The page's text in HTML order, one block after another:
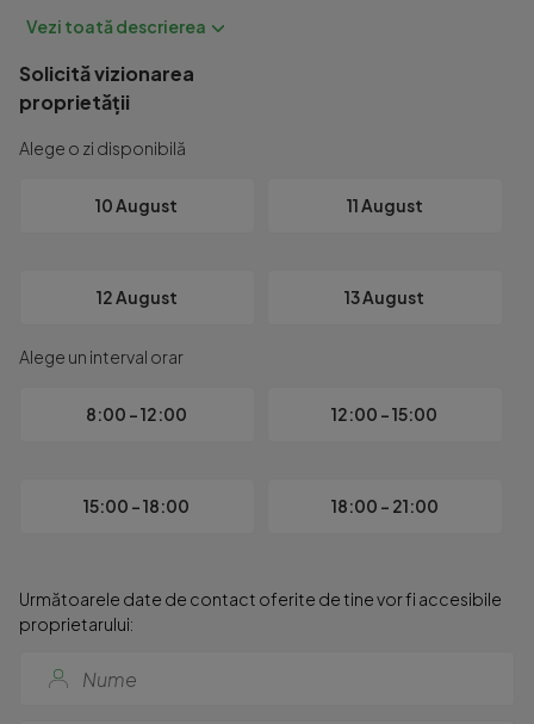
Beneficiaza de 1 loc de parcare inclus in pret.
Compartimentare:
- bucatarie open space
Va asteptam cu drag la o vizionare!
Solicită vizionarea
proprietății
Alege o zi disponibilă
10 August 11 August
12 August 13 August
Alege un interval orar
8:00 - 12:00 12:00 - 15:00
15:00 - 18:00 18:00 - 21:00
Următoarele date de contact oferite de tine vor fi accesibile
proprietarului: